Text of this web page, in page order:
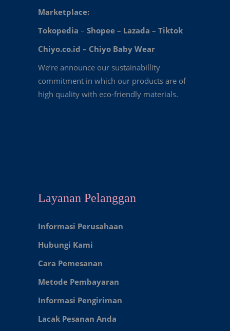
Marketplace:
Tokopedia – Shopee – Lazada – Tiktok
Chiyo.co.id – Chiyo Baby Wear
We’re announce our sustainabillity
commitment in which our products are of
high quality with eco-friendly materials.
Layanan Pelanggan
Informasi Perusahaan
Hubungi Kami
Cara Pemesanan
Metode Pembayaran
Informasi Pengiriman
Lacak Pesanan Anda